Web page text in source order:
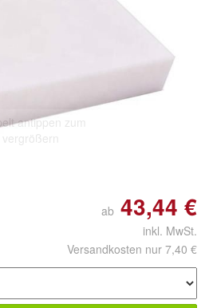
antippen zum
vergrößern
ab 43,44 €
inkl. MwSt.
Versandkosten nur 7,40 €